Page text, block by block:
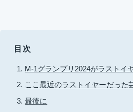
目次
M-1グランプリ2024がラストイ
ここ最近のラストイヤーだった
最後に